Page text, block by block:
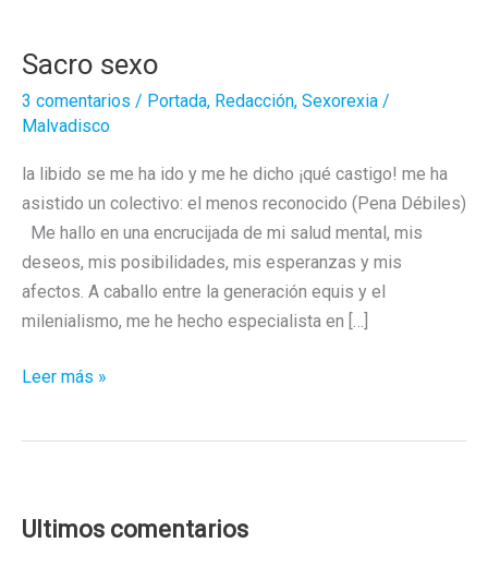
Sacro sexo
3 comentarios / Portada, Redacción, Sexorexia /
Malvadisco
la libido se me ha ido y me he dicho ¡qué castigo! me ha
asistido un colectivo: el menos reconocido (Pena Débiles)
Me hallo en una encrucijada de mi salud mental, mis
deseos, mis posibilidades, mis esperanzas y mis
afectos. A caballo entre la generación equis y el
milenialismo, me he hecho especialista en […]
Sacro
Leer más »
Ultimos comentarios